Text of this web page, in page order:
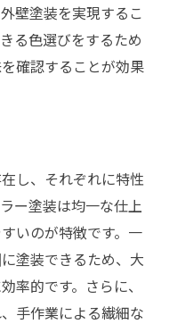
デザイン
デザイン
した外壁塗装
を作り出すテク
シュの違い
トテクニック
の工夫
とデメリット
装
壁塗装を実現するこ
る色選びをするため
確認することが効果
し、それぞれに特性
ー塗装は均一な仕上
いのが特徴です。一
塗装できるため、大
率的です。さらに、
手作業による繊細な